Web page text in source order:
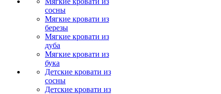
сосны
Мягкие кровати из
березы
Мягкие кровати из
дуба
Мягкие кровати из
бука
Детские кровати из
сосны
Детские кровати из